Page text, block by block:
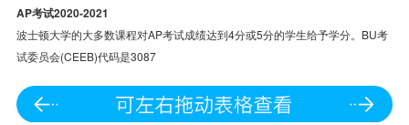
AP考试2020-2021
波士顿大学的大多数课程对AP考试成绩达到4分或5分的学生给予学分。BU考
试委员会(CEEB)代码是3087